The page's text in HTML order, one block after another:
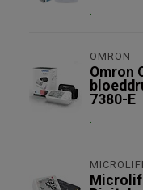
.
OMRON
Omron
7380-E
.